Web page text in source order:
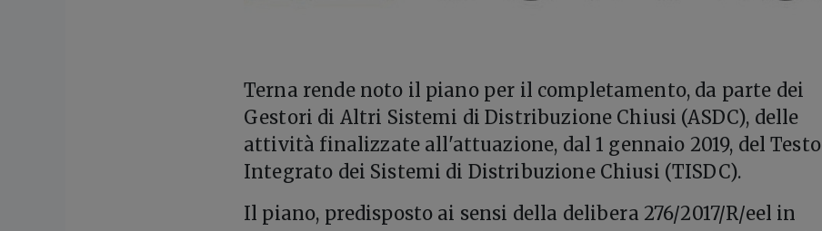
Terna rende noto il piano per il completamento, da parte dei
Gestori di Altri Sistemi di Distribuzione Chiusi (ASDC), delle
attività finalizzate all'attuazione, dal 1 gennaio 2019, del Testo
Integrato dei Sistemi di Distribuzione Chiusi (TISDC).
Il piano, predisposto ai sensi della delibera 276/2017/R/eel in